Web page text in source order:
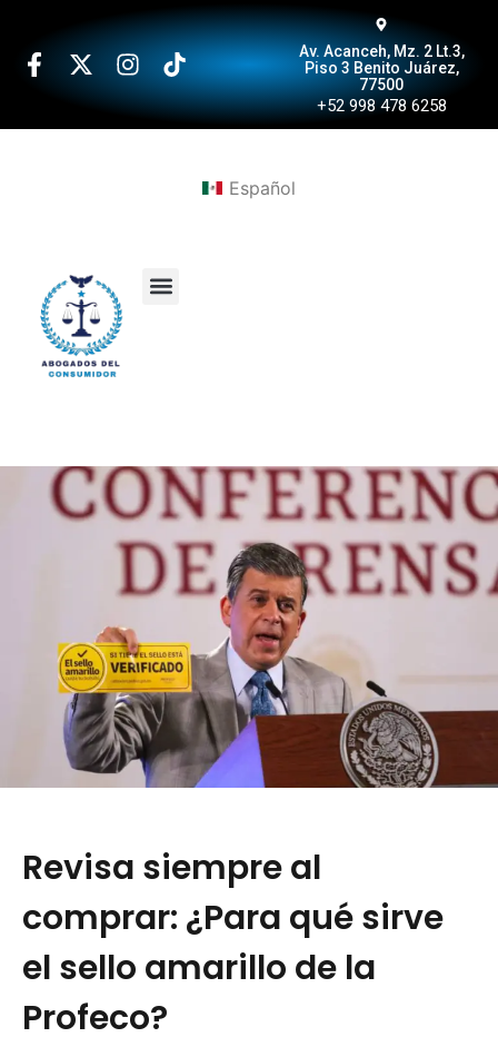
Av. Acanceh, Mz. 2 Lt.3,
Piso 3 Benito Juárez,
77500
+52 998 478 6258
Español
Revisa siempre al
comprar: ¿Para qué sirve
el sello amarillo de la
Profeco?